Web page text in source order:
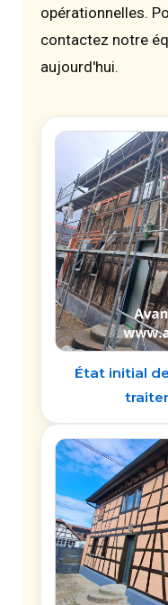
opérationnelles.
contactez notre
aujourd'hui.
État initial